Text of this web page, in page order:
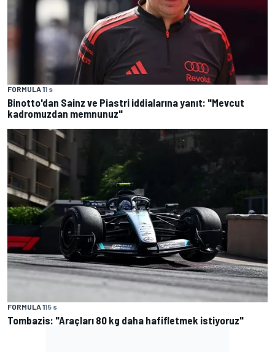
FORMULA 11 s
Binotto'dan Sainz ve Piastri iddialarına yanıt: "Mevcut
kadromuzdan memnunuz"
FORMULA 115 s
Tombazis: "Araçları 80 kg daha hafifletmek istiyoruz"